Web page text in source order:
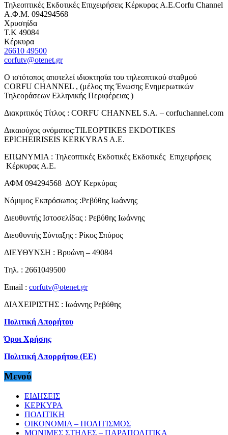
Τηλεοπτικές Εκδοτικές Επιχειρήσεις Κέρκυρας Α.Ε.Corfu Channel
Α.Φ.Μ. 094294568
Χρυσηίδα
Τ.Κ 49084
Κέρκυρα
26610 49500
corfutv@otenet.gr
Ο ιστότοπος αποτελεί ιδιοκτησία του τηλεοπτικού σταθμού
CORFU CHANNEL , (μέλος της Ένωσης Ενημερωτικών
Τηλεοράσεων Ελληνικής Περιφέρειας )
Διακριτικός Τίτλος : CORFU CHANNEL S.A. – corfuchannel.com
Δικαιούχος ονόματος:TILEOPTIKES EKDOTIKES
EPICHEIRISEIS KERKYRAS A.E.
ΕΠΩΝΥΜΙΑ : Τηλεοπτικές Εκδοτικές Εκδοτικές Επιχειρήσεις
Κέρκυρας Α.Ε.
ΑΦΜ 094294568 ΔΟΥ Κερκύρας
Νόμιμος Εκπρόσωπος :Ρεβύθης Ιωάννης
Διευθυντής Ιστοσελίδας : Ρεβύθης Ιωάννης
Διευθυντής Σύνταξης : Ρίκος Σπύρος
ΔΙΕΥΘΥΝΣΗ : Βρυώνη – 49084
Τηλ. : 2661049500
Email : corfutv@otenet.gr
ΔΙΑΧΕΙΡΙΣΤΗΣ : Ιωάννης Ρεβύθης
Πολιτική Απορήτου
Όροι Χρήσης
Πολιτική Απορρήτου (ΕΕ)
Μενού
ΕΙΔΗΣΕΙΣ
ΚΕΡΚΥΡΑ
ΠΟΛΙΤΙΚΗ
ΟΙΚΟΝΟΜΙΑ – ΠΟΛΙΤΙΣΜΟΣ
ΜΟΝΙΜΕΣ ΣΤΗΛΕΣ – ΠΑΡΑΠΟΛΙΤΙΚΑ